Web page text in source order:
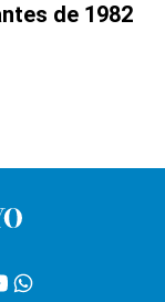
de 1982